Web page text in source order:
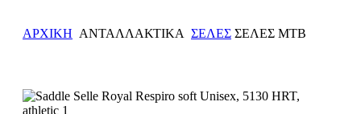
ΑΡΧΙΚΗ ΑΝΤΑΛΛΑΚΤΙΚΑ ΣΕΛΕΣ ΣΕΛΕΣ ΜΤΒ